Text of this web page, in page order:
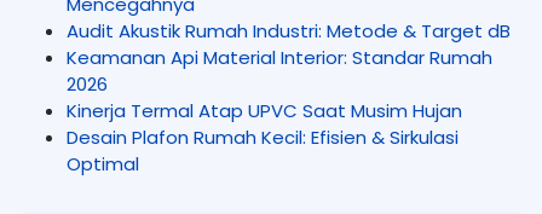
Audit Akustik Rumah Industri: Metode & Target dB
Keamanan Api Material Interior: Standar Rumah
2026
Kinerja Termal Atap UPVC Saat Musim Hujan
Desain Plafon Rumah Kecil: Efisien & Sirkulasi
Optimal